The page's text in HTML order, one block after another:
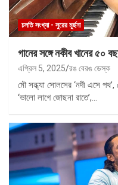
চলতি সংখ্যা - সুরের মূর্ছনা
গানের সঙ্গে নকীব খানের ৫০
এপ্রিল 5, 2025 রঙ বেরঙ ডেস্ক
মৌ সন্ধ্যা সোলসের ‘নদী এসে পথ’,
‘ভালো লাগে জোছনা রাতে’,…